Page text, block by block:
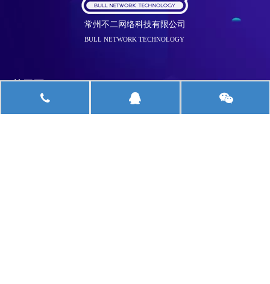
常州不二网络科技有限公司
BULL NETWORK TECHNOLOGY
关于不二